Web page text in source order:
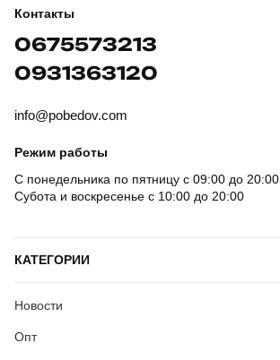
Контакты
0675573213
0931363120
info@pobedov.com
Режим работы
С понедельника по пятницу с 09:00 до 20:00
Субота и воскресенье с 10:00 до 20:00
КАТЕГОРИИ
Новости
Опт